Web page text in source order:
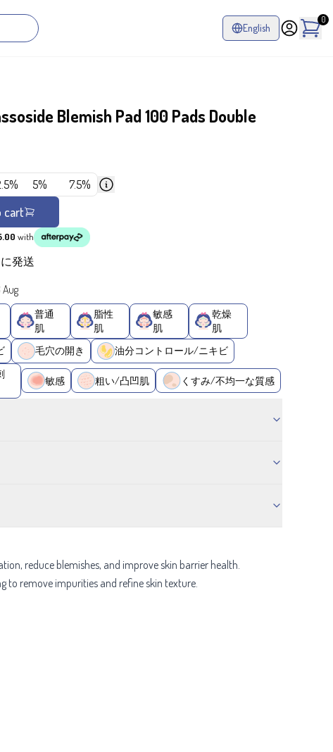
English
0
Blemish Pad 100 Pads Double
5% 7.5%
cart
with
発送
Aug
普通
肌
脂性
肌
敏感
肌
乾燥
肌
毛穴の開き
油分コントロール/ニキビ
敏感 粗い/凸凹肌 くすみ/不均一な質感
reduce blemishes, and improve skin barrier health.
to remove impurities and refine skin texture.